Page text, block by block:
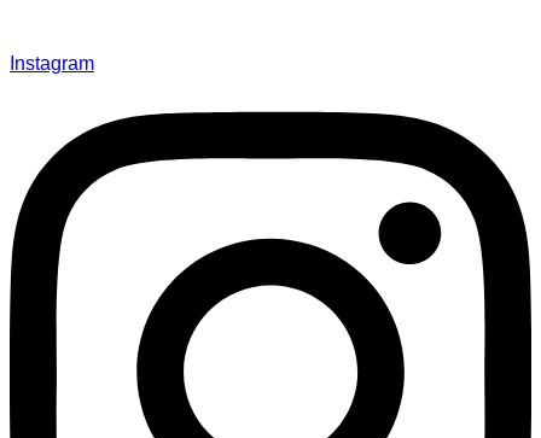
Instagram